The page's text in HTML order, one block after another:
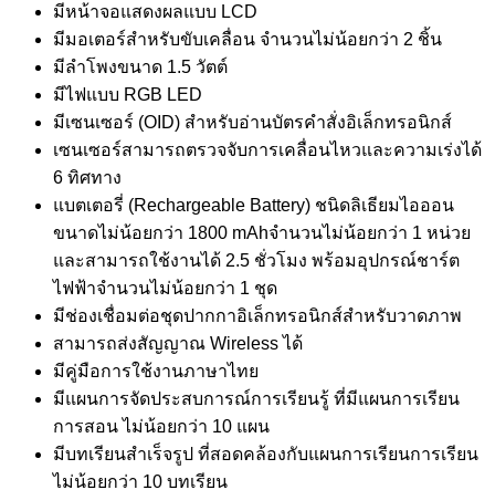
มีหน้าจอแสดงผลแบบ LCD
มีมอเตอร์สำหรับขับเคลื่อน จำนวนไม่น้อยกว่า 2 ชิ้น
มีลำโพงขนาด 1.5 วัตต์
มีไฟแบบ RGB LED
มีเซนเซอร์ (OID) สำหรับอ่านบัตรคำสั่งอิเล็กทรอนิกส์
เซนเซอร์สามารถตรวจจับการเคลื่อนไหวและความเร่งได้
6 ทิศทาง
แบตเตอรี่ (Rechargeable Battery) ชนิดลิเธียมไอออน
ขนาดไม่น้อยกว่า 1800 mAhจำนวนไม่น้อยกว่า 1 หน่วย
และสามารถใช้งานได้ 2.5 ชั่วโมง พร้อมอุปกรณ์ชาร์ต
ไฟฟ้าจำนวนไม่น้อยกว่า 1 ชุด
มีช่องเชื่อมต่อชุดปากกาอิเล็กทรอนิกส์สำหรับวาดภาพ
สามารถส่งสัญญาณ Wireless ได้
มีคู่มือการใช้งานภาษาไทย
มีแผนการจัดประสบการณ์การเรียนรู้ ที่มีแผนการเรียน
การสอน ไม่น้อยกว่า 10 แผน
มีบทเรียนสำเร็จรูป ที่สอดคล้องกับแผนการเรียนการเรียน
ไม่น้อยกว่า 10 บทเรียน